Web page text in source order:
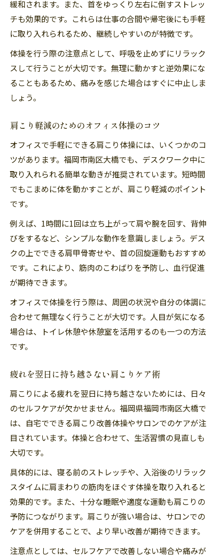
緩和されます。また、首をゆっくり左右に倒すストレッ
チも効果的です。これらは仕事の合間や帰宅後にも手軽
に取り入れられるため、継続しやすいのが特徴です。
体操を行う際の注意点として、呼吸を止めずにリラック
スして行うことが大切です。無理に動かすと逆効果にな
ることもあるため、痛みを感じた場合はすぐに中止しま
しょう。
肩こり軽減のためのオフィス体操のコツ
オフィスで手軽にできる肩こり体操には、いくつかのコ
ツがあります。福岡市南区大橋でも、デスクワーク中に
取り入れられる簡単な動きが推奨されています。短時間
でもこまめに体を動かすことが、肩こり軽減のポイント
です。
例えば、1時間に1回は立ち上がって肩や腕を回す、背伸
びをするなど、シンプルな動作を意識しましょう。デス
クの上でできる肩甲骨寄せや、首の回旋運動もおすすめ
です。これにより、筋肉のこわばりを予防し、血行促進
が期待できます。
オフィスで体操を行う際は、周囲の状況や自分の体調に
合わせて無理なく行うことが大切です。人目が気になる
場合は、トイレ休憩や休憩室を活用するのも一つの方法
です。
疲れを翌日に持ち越さない肩こりケア術
肩こりによる疲れを翌日に持ち越さないためには、日々
のセルフケアが欠かせません。福岡県福岡市南区大橋で
は、自宅でできる肩こり改善体操やサロンでのケアが注
目されています。体操と合わせて、生活習慣の見直しも
大切です。
具体的には、寝る前のストレッチや、入浴後のリラック
スタイムに肩まわりの筋肉をほぐす体操を取り入れると
効果的です。また、十分な睡眠や適度な運動も肩こりの
予防につながります。肩こりが強い場合は、サロンでの
ケアを併用することで、より早い改善が期待できます。
注意点としては、セルフケアで改善しない場合や痛みが